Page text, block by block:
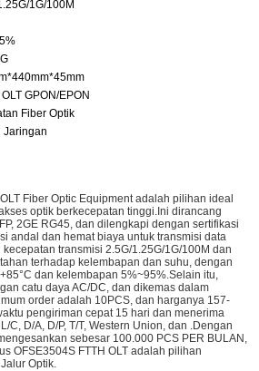
1G/100M
GPON/EPON
Fiber Optik
Jaringan
Fiber Optic Equipment adalah pilihan ideal
optik berkecepatan tinggi.Ini dirancang
2GE RG45, dan dilengkapi dengan sertifikasi
andal dan hemat biaya untuk transmisi data
transmisi 2.5G/1.25G/1G/100M dan
terhadap kelembapan dan suhu, dengan
dan kelembapan 5%~95%.Selain itu,
catu daya AC/DC, dan dikemas dalam
order adalah 10PCS, dan harganya 157-
pengiriman cepat 15 hari dan menerima
C, D/A, D/P, T/T, Western Union, dan .Dengan
sebesar 100.000 PCS PER BULAN,
OFSE3504S FTTH OLT adalah pilihan
Optik.